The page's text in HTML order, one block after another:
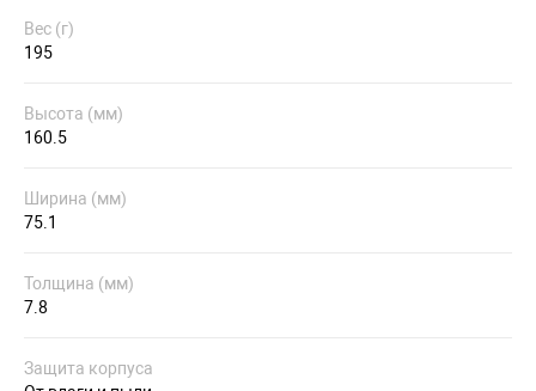
Вес (г)
195
Высота (мм)
160.5
Ширина (мм)
75.1
Толщина (мм)
7.8
Защита корпуса